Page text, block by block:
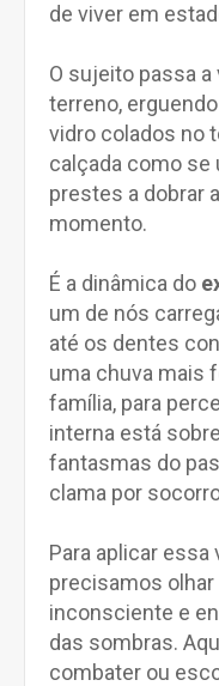
de viver em
O sujeito passa
terreno,
vidro colados no
calçada como
prestes a dobrar
momento.
É a dinâmica do
um de nós
até os dentes
uma chuva mais
família, para
interna está
fantasmas do
clama por
Para aplicar essa
precisamos
inconsciente e
das sombras.
combater ou